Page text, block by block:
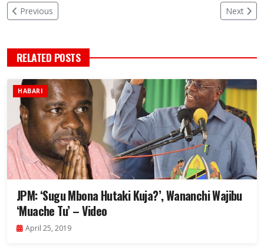
Previous Next
RELATED POSTS
HABARI
JPM: ‘Sugu Mbona Hutaki Kuja?’, Wananchi Wajibu
‘Muache Tu’ – Video
April 25, 2019